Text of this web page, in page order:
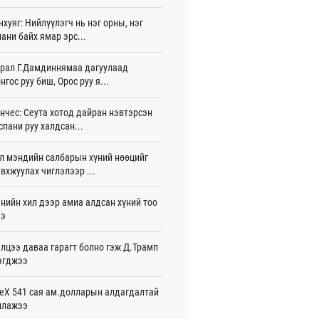
16 цаг 01 мин
Хасина Бангладешт эргэн ирэхээ
15 цаг 58 мин
15 цаг 54 мин
улсын хамтын ажиллагааны талаар
солилцов
сард Сүхбаатар боомтоор
Н.Амарзаяа: 32 хуудастай
дэвтэр долоо хоногт л дүүрдэг
15 цаг 31 мин
Нийлүүлэгч нь нэг орны, нэг
байх ямар эрс...
Г.Дамдиннямаа дагуулаад
руу биш, Орос руу я...
Сеута хотод дайран нэвтэрсэн
руу халдсан...
мэндийн салбарын хүний нөөцийг
чиглэлээр ...
хил дээр амиа алдсан хүний тоо
даваа гарагт болно гэж Д.Трамп
541 сая ам.долларын алдагдалтай